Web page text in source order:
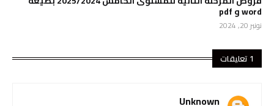
word و pdf
نونبر 20, 2024
1 تعليقات
Unknown